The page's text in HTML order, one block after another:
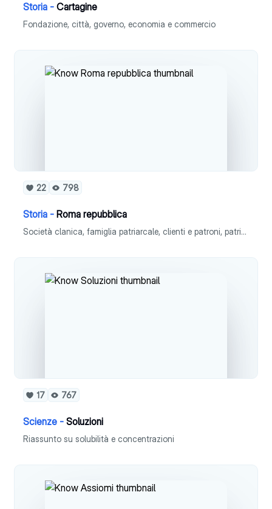
Storia - Cartagine
Fondazione, città, governo, economia e commercio
22 798
Storia - Roma repubblica
Società clanica, famiglia patriarcale, clienti e patroni, patrizi e plebei, guerre patrizio-plebee,società ed esercito, cariche pubbliche e le regole base, il sistema di voto, repubblica oligarchica, nella nobilitas
17 767
Scienze - Soluzioni
Riassunto su solubilità e concentrazioni